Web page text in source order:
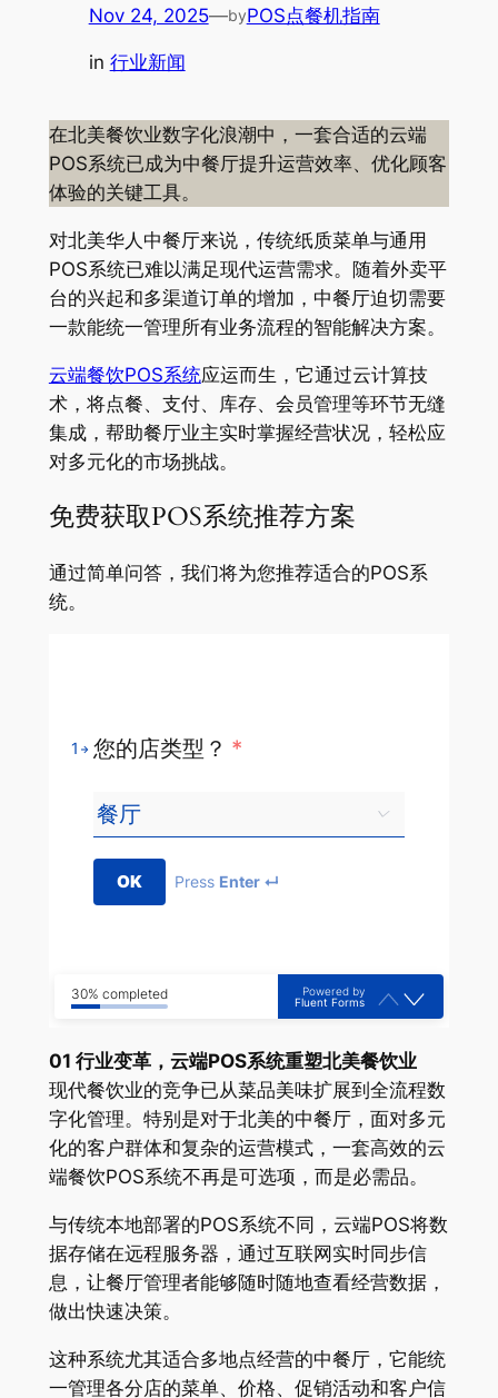
Nov 24, 2025—byPOS点餐机指南
in 行业新闻
在北美餐饮业数字化浪潮中，一套合适的云端
POS系统已成为中餐厅提升运营效率、优化顾客
体验的关键工具。
对北美华人中餐厅来说，传统纸质菜单与通用
POS系统已难以满足现代运营需求。随着外卖平
台的兴起和多渠道订单的增加，中餐厅迫切需要
一款能统一管理所有业务流程的智能解决方案。
云端餐饮POS系统应运而生，它通过云计算技
术，将点餐、支付、库存、会员管理等环节无缝
集成，帮助餐厅业主实时掌握经营状况，轻松应
对多元化的市场挑战。
免费获取POS系统推荐方案
通过简单问答，我们将为您推荐适合的POS系
统。
1 您的店类型？ *
OK Press Enter ↵
30% completed
Powered by
Fluent Forms
01 行业变革，云端POS系统重塑北美餐饮业
现代餐饮业的竞争已从菜品美味扩展到全流程数
字化管理。特别是对于北美的中餐厅，面对多元
化的客户群体和复杂的运营模式，一套高效的云
端餐饮POS系统不再是可选项，而是必需品。
与传统本地部署的POS系统不同，云端POS将数
据存储在远程服务器，通过互联网实时同步信
息，让餐厅管理者能够随时随地查看经营数据，
做出快速决策。
这种系统尤其适合多地点经营的中餐厅，它能统
一管理各分店的菜单、价格、促销活动和客户信